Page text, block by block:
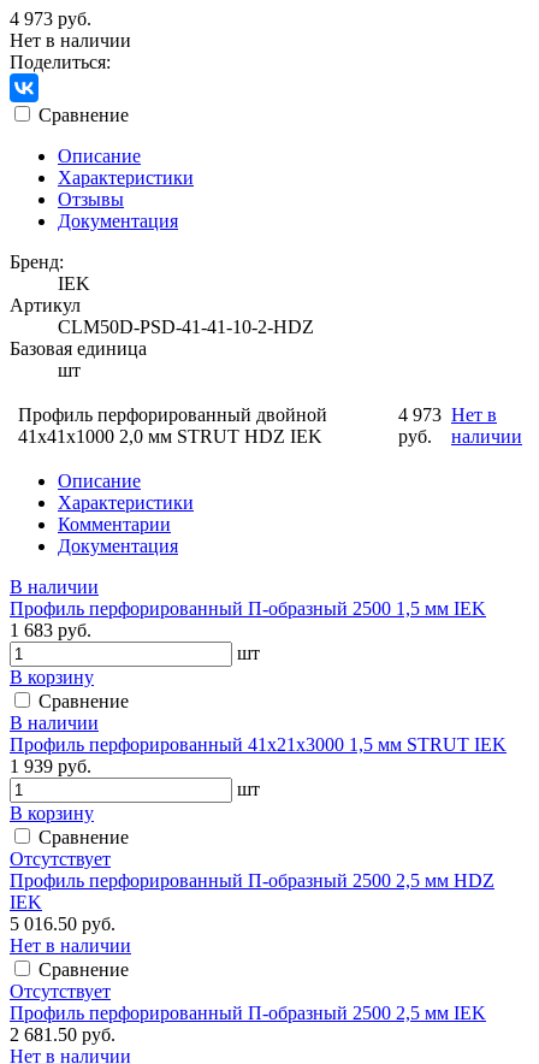
4 973 руб.
Нет в наличии
Поделиться:
Сравнение
Описание
Характеристики
Отзывы
Документация
Бренд:
IEK
Артикул
CLM50D-PSD-41-41-10-2-HDZ
Базовая единица
шт
Профиль перфорированный двойной
41х41х1000 2,0 мм STRUT HDZ IEK
4 973
руб.
Нет в
наличии
Описание
Характеристики
Комментарии
Документация
В наличии
Профиль перфорированный П-образный 2500 1,5 мм IEK
1 683 руб.
шт
В корзину
Сравнение
В наличии
Профиль перфорированный 41х21х3000 1,5 мм STRUT IEK
1 939 руб.
шт
В корзину
Сравнение
Отсутствует
Профиль перфорированный П-образный 2500 2,5 мм HDZ
IEK
5 016.50 руб.
Нет в наличии
Сравнение
Отсутствует
Профиль перфорированный П-образный 2500 2,5 мм IEK
2 681.50 руб.
Нет в наличии